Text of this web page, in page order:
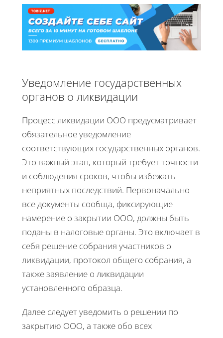
Уведомление государственных
органов о ликвидации
Процесс ликвидации ООО предусматривает
обязательное уведомление
соответствующих государственных органов.
Это важный этап, который требует точности
и соблюдения сроков, чтобы избежать
неприятных последствий. Первоначально
все документы сообща, фиксирующие
намерение о закрытии ООО, должны быть
поданы в налоговые органы. Это включает в
себя решение собрания участников о
ликвидации, протокол общего собрания, а
также заявление о ликвидации
установленного образца.
Далее следует уведомить о решении по
закрытию ООО, а также обо всех